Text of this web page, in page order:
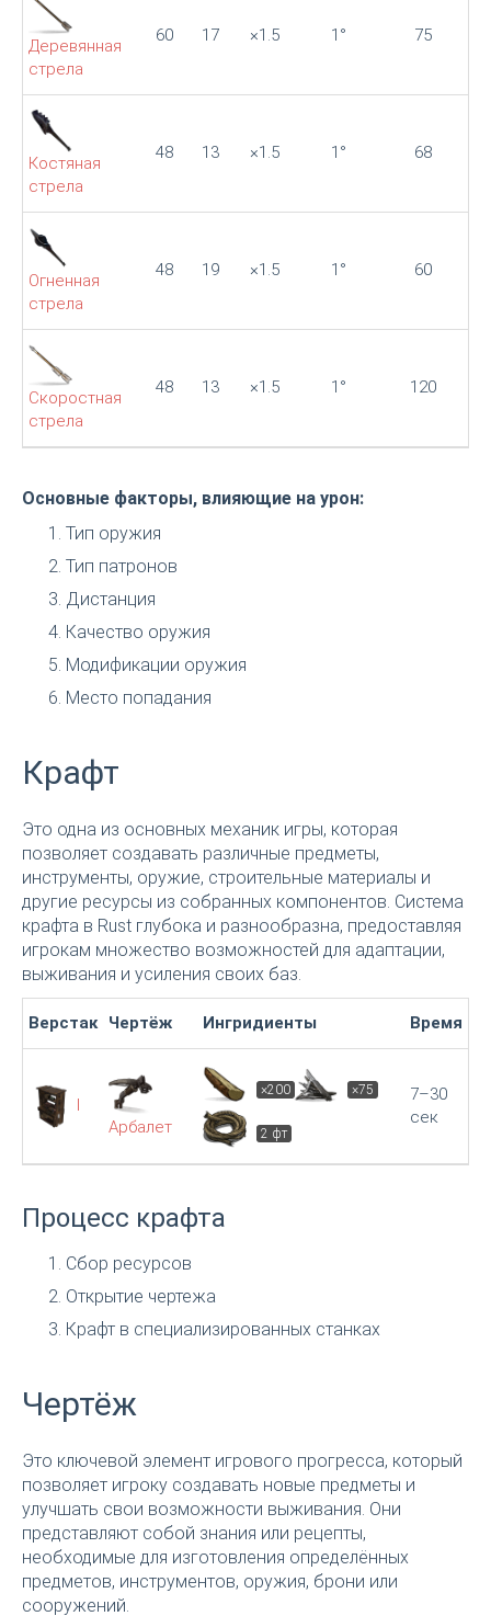
Деревянная
стрела
60 17 ×1.5 1° 75
Костяная
стрела
48 13 ×1.5 1° 68
Огненная
стрела
48 19 ×1.5 1° 60
Скоростная
стрела
48 13 ×1.5 1° 120
Основные факторы, влияющие на урон:
Тип оружия
Тип патронов
Дистанция
Качество оружия
Модификации оружия
Место попадания
Крафт
Это одна из основных механик игры, которая
позволяет создавать различные предметы,
инструменты, оружие, строительные материалы и
другие ресурсы из собранных компонентов. Система
крафта в Rust глубока и разнообразна, предоставляя
игрокам множество возможностей для адаптации,
выживания и усиления своих баз.
Верстак Чертёж Ингридиенты Время
I
Арбалет
×200 ×75
2 фт
7–30
сек
Процесс крафта
Сбор ресурсов
Открытие чертежа
Крафт в специализированных станках
Чертёж
Это ключевой элемент игрового прогресса, который
позволяет игроку создавать новые предметы и
улучшать свои возможности выживания. Они
представляют собой знания или рецепты,
необходимые для изготовления определённых
предметов, инструментов, оружия, брони или
сооружений.